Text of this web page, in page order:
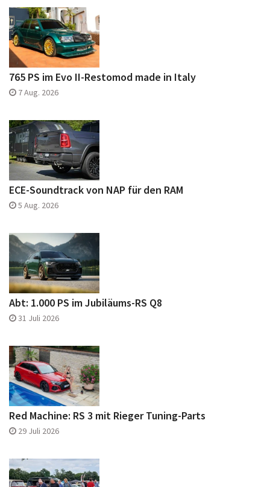
765 PS im Evo II-Restomod made in Italy
7 Aug. 2026
ECE-Soundtrack von NAP für den RAM
5 Aug. 2026
Abt: 1.000 PS im Jubiläums-RS Q8
31 Juli 2026
Red Machine: RS 3 mit Rieger Tuning-Parts
29 Juli 2026